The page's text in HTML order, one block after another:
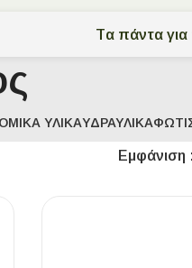
Tα πάντα για
ΥΛΙΚΆΥΔΡΑΥΛΙΚΆ
Εμφάνιση